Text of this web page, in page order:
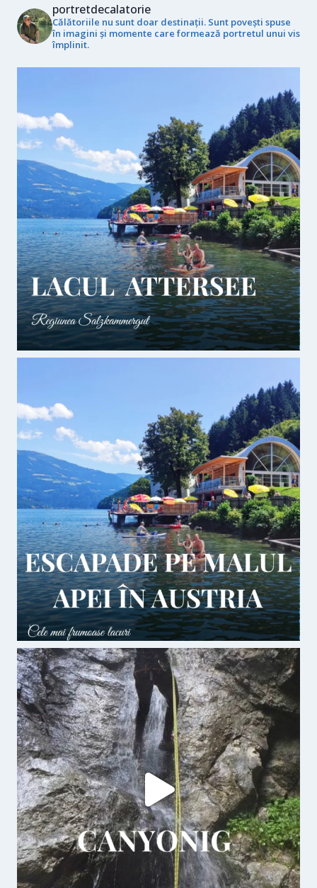
portretdecalatorie
Călătoriile nu sunt doar destinații. Sunt povești spuse
în imagini și momente care formează portretul unui vis
împlinit.